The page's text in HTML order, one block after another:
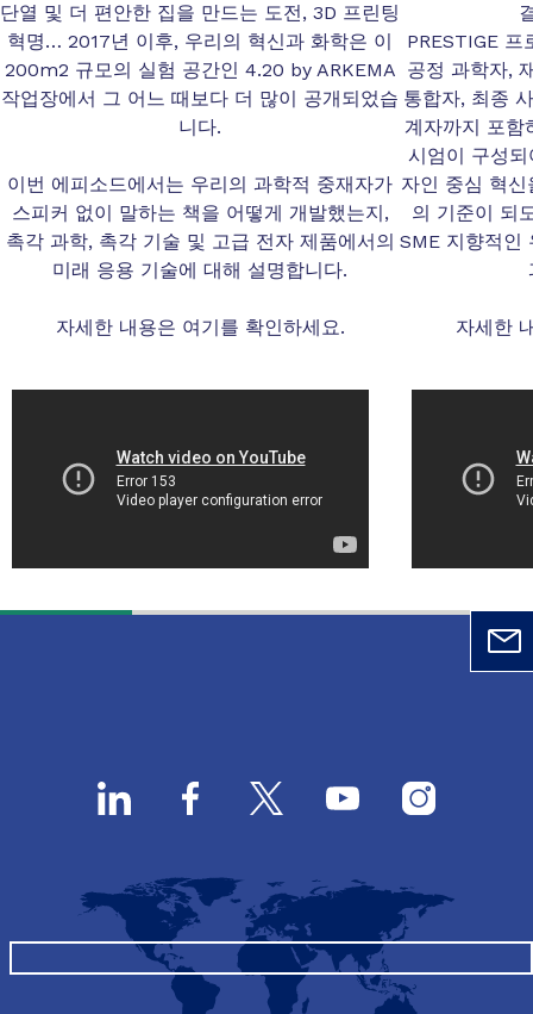
단열 및 더 편안한 집을 만드는 도전, 3D 프린팅
혁명… 2017년 이후, 우리의 혁신과 화학은 이
200m2 규모의 실험 공간인 4.20 by ARKEMA
작업장에서 그 어느 때보다 더 많이 공개되었습
니다.
이번 에피소드에서는 우리의 과학적 중재자가
스피커 없이 말하는 책을 어떻게 개발했는지,
촉각 과학, 촉각 기술 및 고급 전자 제품에서의
미래 응용 기술에 대해 설명합니다.
자세한 내용은 여기를 확인하세요.
PRESTIGE
공정 과학자,
통합자, 최종
계자까지 포함
시엄이 구성
자인 중심 혁
의 기준이 되
SME 지향적인
자세한